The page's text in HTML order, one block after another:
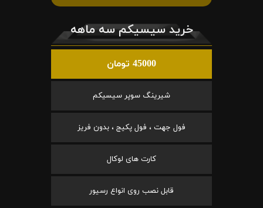
خرید سیسیکم سه ماهه
45000 تومان
شیرینگ سوپر سیسیکم
فول جهت ، فول پکیج ، بدون فریز
کارت های لوکال
قابل نصب روی انواع رسیور